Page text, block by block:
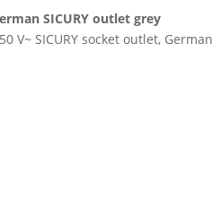
SICURY outlet grey
V~ SICURY socket outlet,